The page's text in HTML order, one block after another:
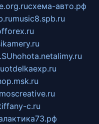
схема-авто.рф
music8.spb.ru
hohota.netalimy.ru
otdelkaexp.ru
c.ru